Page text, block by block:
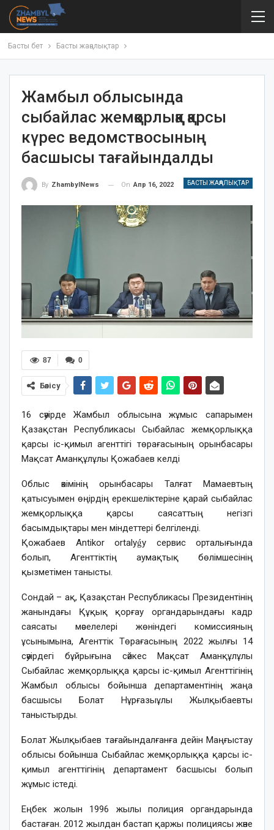
Басты бет Басты жаңалықтар
Жамбыл облысында
сыбайлас жемқорлыққа қарсы
күрес ведомствосының
басшысы тағайындалды
БАСТЫ ЖАҢАЛЫҚТАР
By ZhambylNews On Апр 16, 2022
0
87
Бөлісу
16 сәуірде Жамбыл облысына жұмыс сапарымен
Қазақстан Республикасы Сыбайлас жемқорлыққа
қарсы іс-қимыл агенттігі төрағасының орынбасары
Мақсат Аманқұлұлы Қожабаев келді
Облыс әкімінің орынбасары Талғат Мамаевтың
қатысуымен өңірдің ерекшеліктеріне қарай сыбайлас
жемқорлыққа қарсы саясаттың негізгі
басымдықтары мен міндеттері белгіленді.
Қожабаев Antikor ortalyǵy сервис орталығында
болып, Агенттіктің аумақтық бөлімшесінің
қызметімен танысты.
Сондай – ақ, Қазақстан Республикасы Президентінің
жанындағы Құқық қорғау органдарындағы кадр
саясаты мәселелері жөніндегі комиссияның
ұсынымына, Агенттік Төрағасының 2022 жылғы 14
сәуірдегі бұйрығына сәйкес Мақсат Аманқұлұлы
Сыбайлас жемқорлыққа қарсы іс-қимыл Агенттігінің
Жамбыл облысы бойынша департаментінің жаңа
басшысы Болат Нұрғазыұлы Жылқыбаевты
таныстырды.
Болат Жылқыбаев тағайындалғанға дейін Маңғыстау
облысы бойынша Сыбайлас жемқорлыққа қарсы іс-
қимыл агенттігінің департамент басшысы болып
жұмыс істеді.
Еңбек жолын 1996 жылы полиция органдарында
бастаған. 2012 жылдан бастап қаржы полициясы және